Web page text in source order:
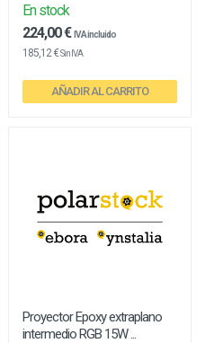
En stock
224,00 € IVA incluido
185,12 €Sin IVA
AÑADIR AL CARRITO
Proyector Epoxy extraplano
intermedio RGB 15W ...